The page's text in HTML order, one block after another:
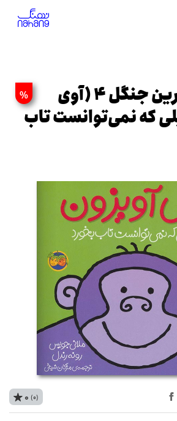
%
قصه‌های شیرین جنگل 4 (آوی
که نمی‌توانست تاب
0 (0)